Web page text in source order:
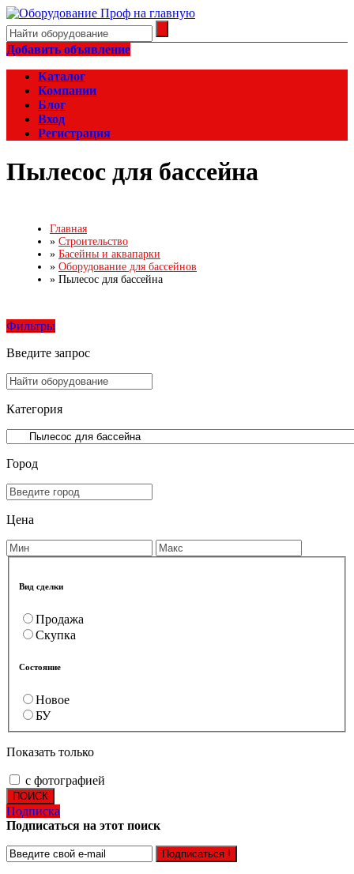
Добавить объявление
Каталог
Компании
Блог
Вход
Регистрация
Пылесос для бассейна
Главная
» Строительство
» Басейны и аквапарки
» Оборудование для бассейнов
» Пылесос для бассейна
Фильтры
Введите запрос
Категория
Город
Цена
Вид сделки
Продажа
Скупка
Состояние
Новое
БУ
Показать только
с фотографией
ПОИСК
Подписка
Подписаться на этот поиск
Подписаться !